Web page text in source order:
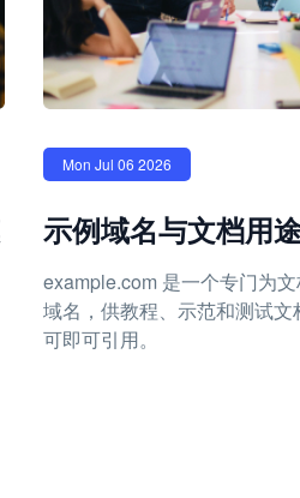
Mon Jul 06 2026
示例域名与文档用
example.com 是一个专门为
域名，供教程、示范和测试
可即可引用。